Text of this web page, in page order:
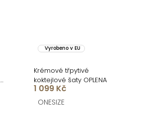
Vyrobeno v EU
Krémové třpytivé
koktejlové šaty OPLENA
1 099 Kč
ONESIZE